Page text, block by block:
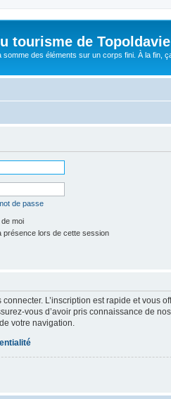
tourisme de Topoldavie
somme des éléments sur un corps fini. À la fin,
de passe
moi
présence lors de cette session
L’inscription est rapide et
vous d’avoir pris connaissance de
votre navigation.